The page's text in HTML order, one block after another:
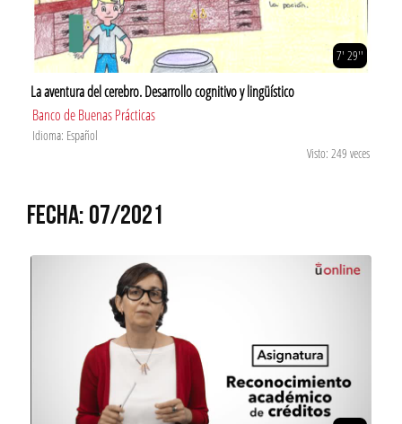
7' 29''
La aventura del cerebro. Desarrollo cognitivo y lingüístico
Banco de Buenas Prácticas
Idioma: Español
Visto: 249 veces
FECHA: 07/2021